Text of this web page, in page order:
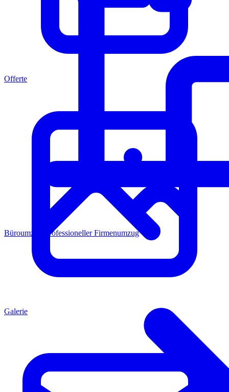
Büroumzug Professioneller Firmenumzug
Offerte
Galerie